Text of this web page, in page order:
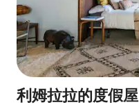
利姆拉拉的度假屋